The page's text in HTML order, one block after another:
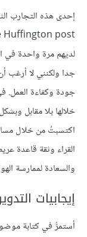
إحدى هذه التجارب
لديهم مرة واحدة في
جدا ولكنني لا أرغب
جودة وكفاءة
خلالها بلا مقابل
اكتسبتُ من خلال
القراء وثقة قاعدة
والسعادة لممارسة
إيجابيات
أستمرُّ في كتابة